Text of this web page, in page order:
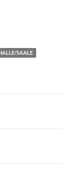
SAALE